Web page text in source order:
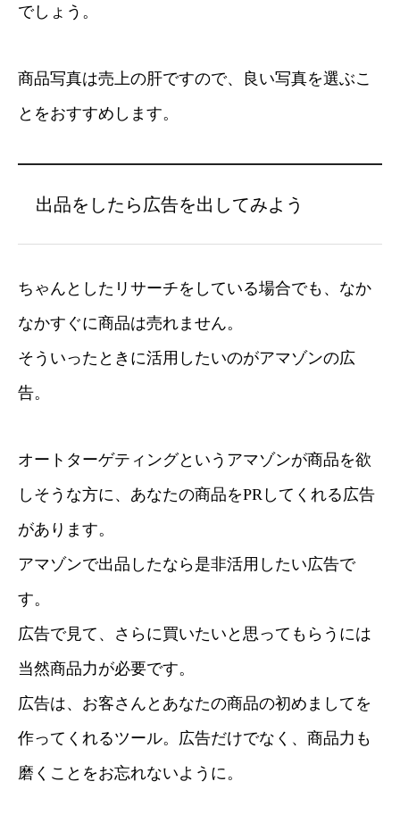
でしょう。
商品写真は売上の肝ですので、良い写真を選ぶこ
とをおすすめします。
出品をしたら広告を出してみよう
ちゃんとしたリサーチをしている場合でも、なか
なかすぐに商品は売れません。
そういったときに活用したいのがアマゾンの広
告。
オートターゲティングというアマゾンが商品を欲
しそうな方に、あなたの商品をPRしてくれる広告
があります。
アマゾンで出品したなら是非活用したい広告で
す。
広告で見て、さらに買いたいと思ってもらうには
当然商品力が必要です。
広告は、お客さんとあなたの商品の初めましてを
作ってくれるツール。広告だけでなく、商品力も
磨くことをお忘れないように。